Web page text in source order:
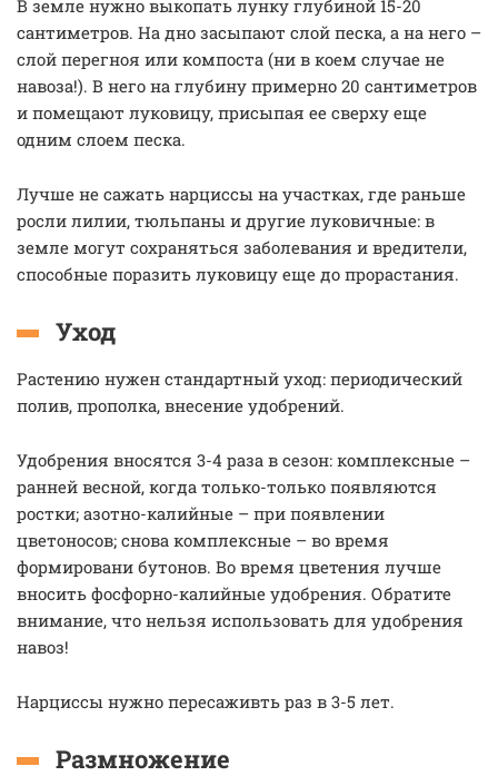
В земле нужно выкопать лунку глубиной 15-20
сантиметров. На дно засыпают слой песка, а на него –
слой перегноя или компоста (ни в коем случае не
навоза!). В него на глубину примерно 20 сантиметров
и помещают луковицу, присыпая ее сверху еще
одним слоем песка.
Лучше не сажать нарциссы на участках, где раньше
росли лилии, тюльпаны и другие луковичные: в
земле могут сохраняться заболевания и вредители,
способные поразить луковицу еще до прорастания.
Уход
Растению нужен стандартный уход: периодический
полив, прополка, внесение удобрений.
Удобрения вносятся 3-4 раза в сезон: комплексные –
ранней весной, когда только-только появляются
ростки; азотно-калийные – при появлении
цветоносов; снова комплексные – во время
формировани бутонов. Во время цветения лучше
вносить фосфорно-калийные удобрения. Обратите
внимание, что нельзя использовать для удобрения
навоз!
Нарциссы нужно пересаживть раз в 3-5 лет.
Размножение